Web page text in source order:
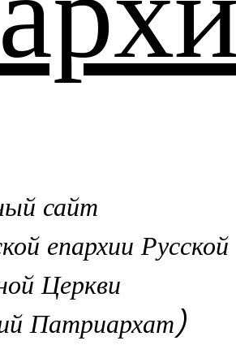
сайт
епархии Русской
Церкви
Патриархат)